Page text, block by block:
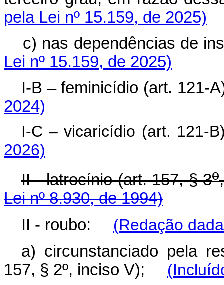
pela Lei nº 15.159, de 2025)
c) nas dependências de
Lei nº 15.159, de 2025)
I-B – feminicídio (art.
2024)
I-C – vicaricídio (art.
2026)
II - latrocínio (art. 157, § 3o
Lei nº 8.930, de 1994)
II - roubo: (Redação
a) circunstanciado pela
157, § 2º, inciso V);